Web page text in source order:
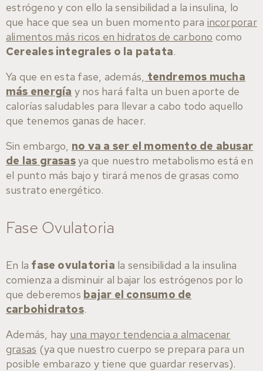
estrógeno y con ello la sensibilidad a la insulina, lo
que hace que sea un buen momento para incorporar
alimentos más ricos en hidratos de carbono como
Cereales integrales o la patata.
Ya que en esta fase, además, tendremos mucha
más energía y nos hará falta un buen aporte de
calorías saludables para llevar a cabo todo aquello
que tenemos ganas de hacer.
Sin embargo, no va a ser el momento de abusar
de las grasasya que nuestro metabolismo está en
el punto más bajo y tirará menos de grasas como
sustrato energético.
Fase Ovulatoria
En la fase ovulatoria la sensibilidad a la insulina
comienza a disminuir al bajar los estrógenos por lo
que deberemos bajar el consumo de
carbohidratos.
Además, hay una mayor tendencia a almacenar
grasas (ya que nuestro cuerpo se prepara para un
posible embarazo y tiene que guardar reservas).